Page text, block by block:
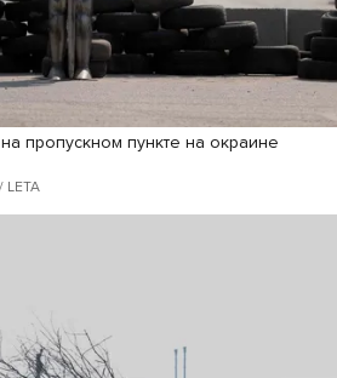
пропускном пункте на окраине
LETA